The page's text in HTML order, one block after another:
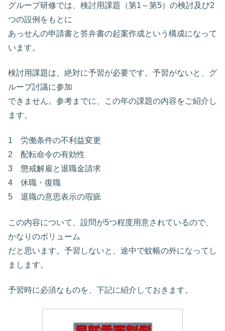
グループ研修では、検討用課題（第1～第5）の検討及び2
つの設例をもとに
あっせんの申請書と答弁書の起案作成という構成になって
います。
検討用課題は、絶対に予習が必要です。予習がないと、グ
ループ討議に参加
できません。参考までに、この年の課題の内容をご紹介し
ます。
1 労働条件の不利益変更
2 配転命令の有効性
3 懲戒解雇と退職金請求
4 休職・復職
5 退職の意思表示の瑕疵
この内容について、設問が5つ程度用意されているので、
かなりのボリューム
だと思います。予習しないと、途中で蚊帳の外になってし
まします。
予習時に必須なものを、下記に紹介しておきます。